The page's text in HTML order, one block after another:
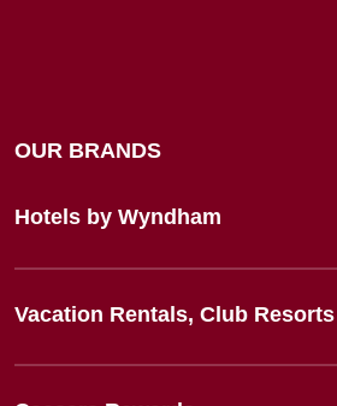
OUR BRANDS
Hotels by Wyndham
Vacation Rentals, Club